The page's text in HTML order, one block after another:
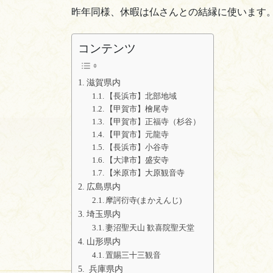
昨年同様、休暇は仏さんとの結縁に使います
コンテンツ
滋賀県内
【長浜市】北部地域
【甲賀市】檜尾寺
【甲賀市】正福寺（杉谷）
【甲賀市】元龍寺
【長浜市】小谷寺
【大津市】盛安寺
【米原市】大原観音寺
広島県内
摩訶衍寺(まかえんじ)
埼玉県内
妻沼聖天山 歓喜院聖天堂
山形県内
置賜三十三観音
兵庫県内